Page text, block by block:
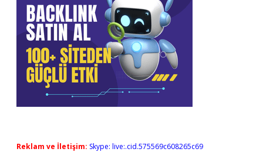
Reklam ve İletişim: Skype: live:.cid.575569c608265c69